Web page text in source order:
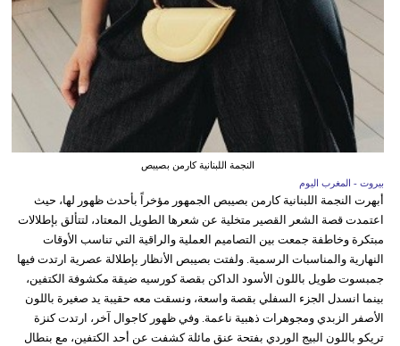
النجمة اللبنانية كارمن بصيبص
بيروت - المغرب اليوم
أبهرت النجمة اللبنانية كارمن بصيبص الجمهور مؤخراً بأحدث ظهور لها، حيث
اعتمدت قصة الشعر القصير متخلية عن شعرها الطويل المعتاد، لتتألق بإطلالات
مبتكرة وخاطفة جمعت بين التصاميم العملية والراقية التي تناسب الأوقات
النهارية والمناسبات الرسمية. ولفتت بصيبص الأنظار بإطلالة عصرية ارتدت فيها
جمبسوت طويل باللون الأسود الداكن بقصة كورسيه ضيقة مكشوفة الكتفين،
بينما انسدل الجزء السفلي بقصة واسعة، ونسقت معه حقيبة يد صغيرة باللون
الأصفر الزبدي ومجوهرات ذهبية ناعمة. وفي ظهور كاجوال آخر، ارتدت كنزة
تريكو باللون البيج الوردي بفتحة عنق مائلة كشفت عن أحد الكتفين، مع بنطال